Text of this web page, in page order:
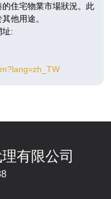
即將發售
1房
A3
1房
住宅物業市場狀況。此
他用途。
址:
有限公司